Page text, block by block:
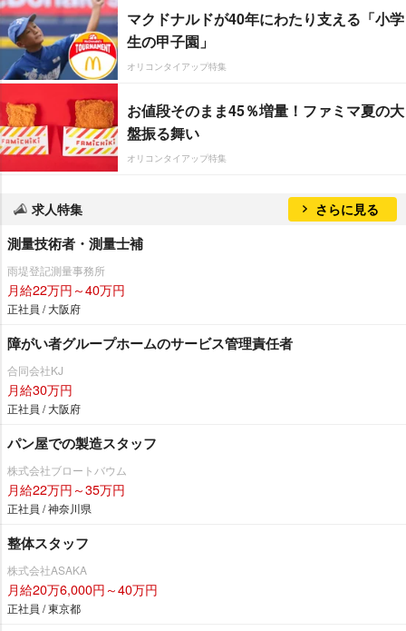
マクドナルドが40年にわたり支える「小学
生の甲子園」
オリコンタイアップ特集
お値段そのまま45％増量！ファミマ夏の大
盤振る舞い
オリコンタイアップ特集
求人特集 さらに見る
測量技術者・測量士補
雨堤登記測量事務所
月給22万円～40万円
正社員 / 大阪府
障がい者グループホームのサービス管理責任者
合同会社KJ
月給30万円
正社員 / 大阪府
パン屋での製造スタッフ
株式会社ブロートバウム
月給22万円～35万円
正社員 / 神奈川県
整体スタッフ
株式会社ASAKA
月給20万6,000円～40万円
正社員 / 東京都